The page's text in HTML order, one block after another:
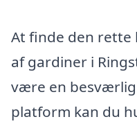
At finde den
af gardiner i
være en
platform kan du